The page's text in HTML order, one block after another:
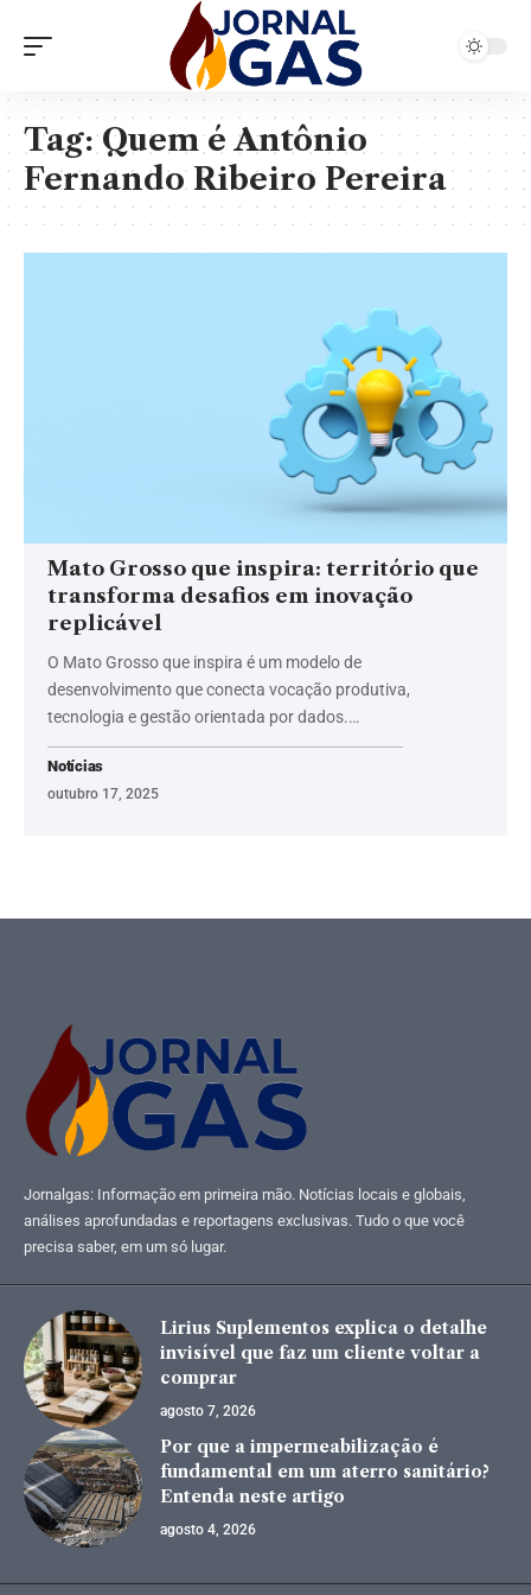
Tag:Quem é Antônio
Fernando Ribeiro Pereira
Mato Grosso que inspira: território que
transforma desafios em inovação
replicável
O Mato Grosso que inspira é um modelo de
desenvolvimento que conecta vocação produtiva,
tecnologia e gestão orientada por dados.…
Notícias
outubro 17, 2025
Jornalgas: Informação em primeira mão. Notícias locais e globais,
análises aprofundadas e reportagens exclusivas. Tudo o que você
precisa saber, em um só lugar.
Lirius Suplementos explica o detalhe
invisível que faz um cliente voltar a
comprar
agosto 7, 2026
Por que a impermeabilização é
fundamental em um aterro sanitário?
Entenda neste artigo
agosto 4, 2026